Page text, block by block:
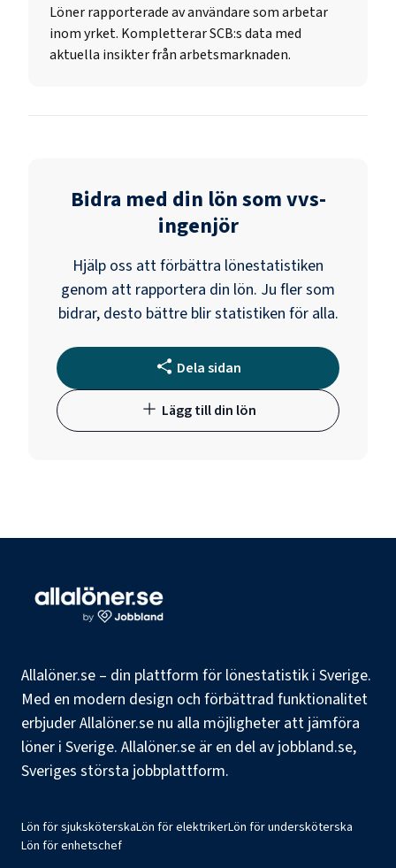
Löner rapporterade av användare som arbetar
inom yrket. Kompletterar SCB:s data med
aktuella insikter från arbetsmarknaden.
Bidra med din lön somvvs-
ingenjör
Hjälp oss att förbättra lönestatistiken
genom att rapportera din lön. Ju fler som
bidrar, desto bättre blir statistiken för alla.
Dela sidan
Lägg till din lön
Allalöner.se – din plattform för lönestatistik i Sverige.
Med en modern design och förbättrad funktionalitet
erbjuder Allalöner.se nu alla möjligheter att jämföra
löner i Sverige. Allalöner.se är en del av jobbland.se,
Sveriges största jobbplattform.
Lön för sjuksköterskaLön för elektrikerLön för undersköterska
Lön för enhetschef